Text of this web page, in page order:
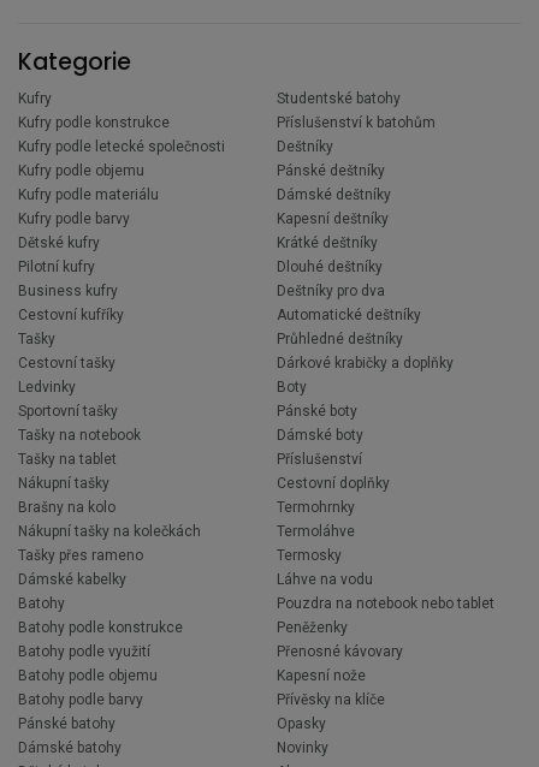
Kategorie
Kufry
Kufry podle konstrukce
Kufry podle letecké společnosti
Kufry podle objemu
Kufry podle materiálu
Kufry podle barvy
Dětské kufry
Pilotní kufry
Business kufry
Cestovní kufříky
Tašky
Cestovní tašky
Ledvinky
Sportovní tašky
Tašky na notebook
Tašky na tablet
Nákupní tašky
Brašny na kolo
Nákupní tašky na kolečkách
Tašky přes rameno
Dámské kabelky
Batohy
Batohy podle konstrukce
Batohy podle využití
Batohy podle objemu
Batohy podle barvy
Pánské batohy
Dámské batohy
Studentské batohy
Příslušenství k batohům
Deštníky
Pánské deštníky
Dámské deštníky
Kapesní deštníky
Krátké deštníky
Dlouhé deštníky
Deštníky pro dva
Automatické deštníky
Průhledné deštníky
Dárkové krabičky a doplňky
Boty
Pánské boty
Dámské boty
Příslušenství
Cestovní doplňky
Termohrnky
Termoláhve
Termosky
Láhve na vodu
Pouzdra na notebook nebo tablet
Peněženky
Přenosné kávovary
Kapesní nože
Přívěsky na klíče
Opasky
Novinky